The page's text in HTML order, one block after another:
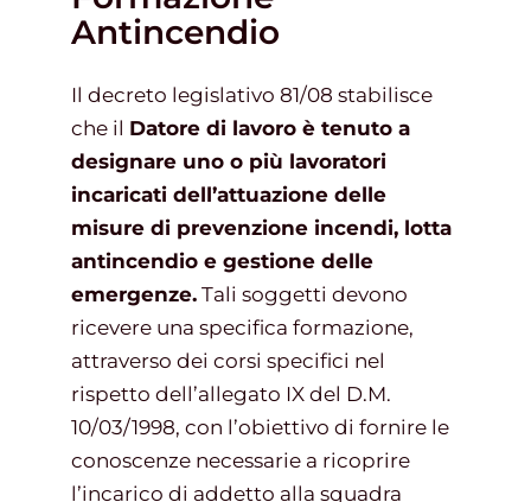
Formazione
Finanziamenti e incentivi
Gestione d’impresa
News
Contatti
Chi siamo
Antincendio
Il decreto legislativo 81/08 stabilisce
che il Datore di lavoro è tenuto a
designare uno o più lavoratori
incaricati dell’attuazione delle
misure di prevenzione incendi, lotta
antincendio e gestione delle
emergenze.Tali soggetti devono
ricevere una specifica formazione,
attraverso dei corsi specifici nel
rispetto dell’allegato IX del D.M.
10/03/1998, con l’obiettivo di fornire le
conoscenze necessarie a ricoprire
l’incarico di addetto alla squadra